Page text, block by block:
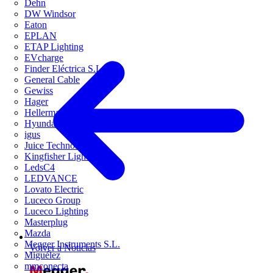
Dehn
DW Windsor
Eaton
EPLAN
ETAP Lighting
EVcharge
Finder Eléctrica S.L.U
General Cable
Gewiss
Hager
HellermannTyton
Hyundai Electric
igus
Juice Technology
Kingfisher Lighting
LedsC4
LEDVANCE
Lovato Electric
Luceco Group
Luceco Lighting
Masterplug
Mazda
Megger Instruments S.L.
Miguélez
mmconecta
Volver a Noticias